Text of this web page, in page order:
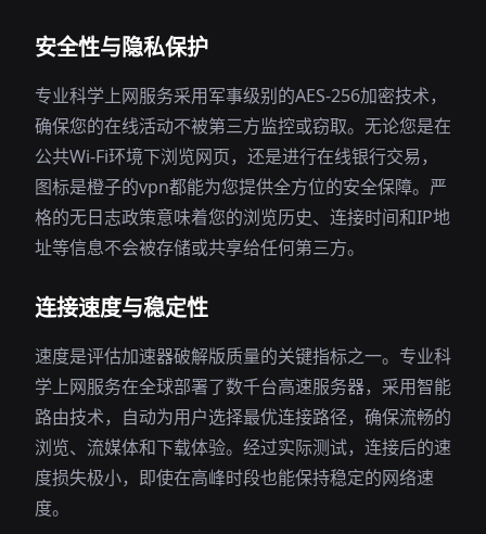
安全性与隐私保护
专业科学上网服务采用军事级别的AES-256加密技术，
确保您的在线活动不被第三方监控或窃取。无论您是在
公共Wi-Fi环境下浏览网页，还是进行在线银行交易，
图标是橙子的vpn都能为您提供全方位的安全保障。严
格的无日志政策意味着您的浏览历史、连接时间和IP地
址等信息不会被存储或共享给任何第三方。
连接速度与稳定性
速度是评估加速器破解版质量的关键指标之一。专业科
学上网服务在全球部署了数千台高速服务器，采用智能
路由技术，自动为用户选择最优连接路径，确保流畅的
浏览、流媒体和下载体验。经过实际测试，连接后的速
度损失极小，即使在高峰时段也能保持稳定的网络速
度。